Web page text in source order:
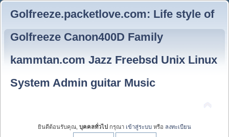
Golfreeze.packetlove.com: Life style of
Golfreeze Canon400D Family
kammtan.com Jazz Freebsd Unix Linux
System Admin guitar Music
ยินดีต้อนรับคุณ, บุคคลทั่วไป กรุณา เข้าสู่ระบบ หรือ ลงทะเบียน